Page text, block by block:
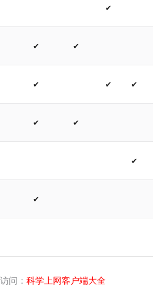
✔
✔ ✔
✔ ✔ ✔
✔ ✔
✔
✔
问：科学上网客户端大全